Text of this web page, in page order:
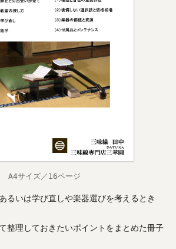
A4サイズ／16ページ
るいは学び直しや楽器選びを考えるとき
整理しておきたいポイントをまとめた冊子